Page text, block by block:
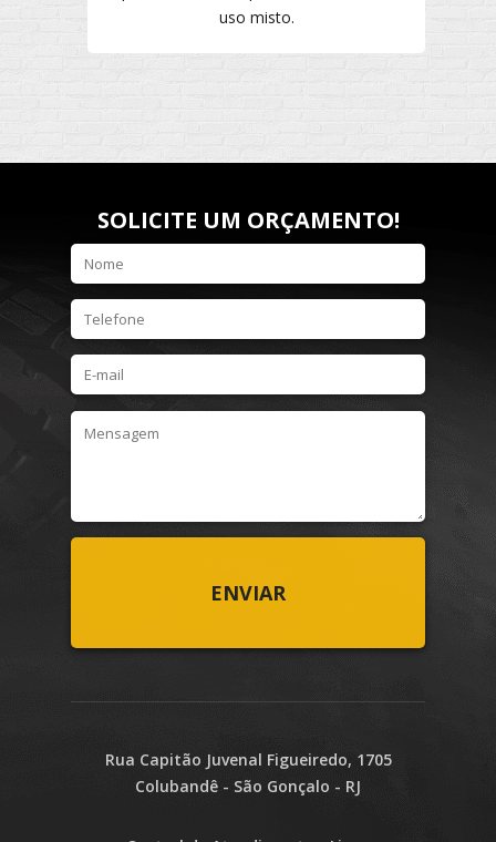
uso misto.
SOLICITE UM ORÇAMENTO!
Rua Capitão Juvenal Figueiredo, 1705
Colubandê - São Gonçalo - RJ